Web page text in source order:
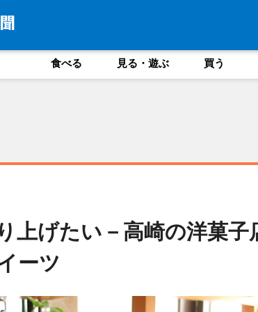
食べる 見る・遊ぶ 買う
上げたい－高崎の洋菓子
ーツ